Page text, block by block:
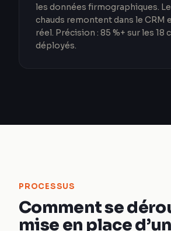
les données firmographiques.
chauds remontent dans le CRM
réel. Précision : 85 %+ sur les 18
déployés.
PROCESSUS
Comment se
mise en place